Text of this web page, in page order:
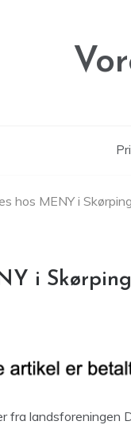
hos MENY i Skørping
i Skørping
fra